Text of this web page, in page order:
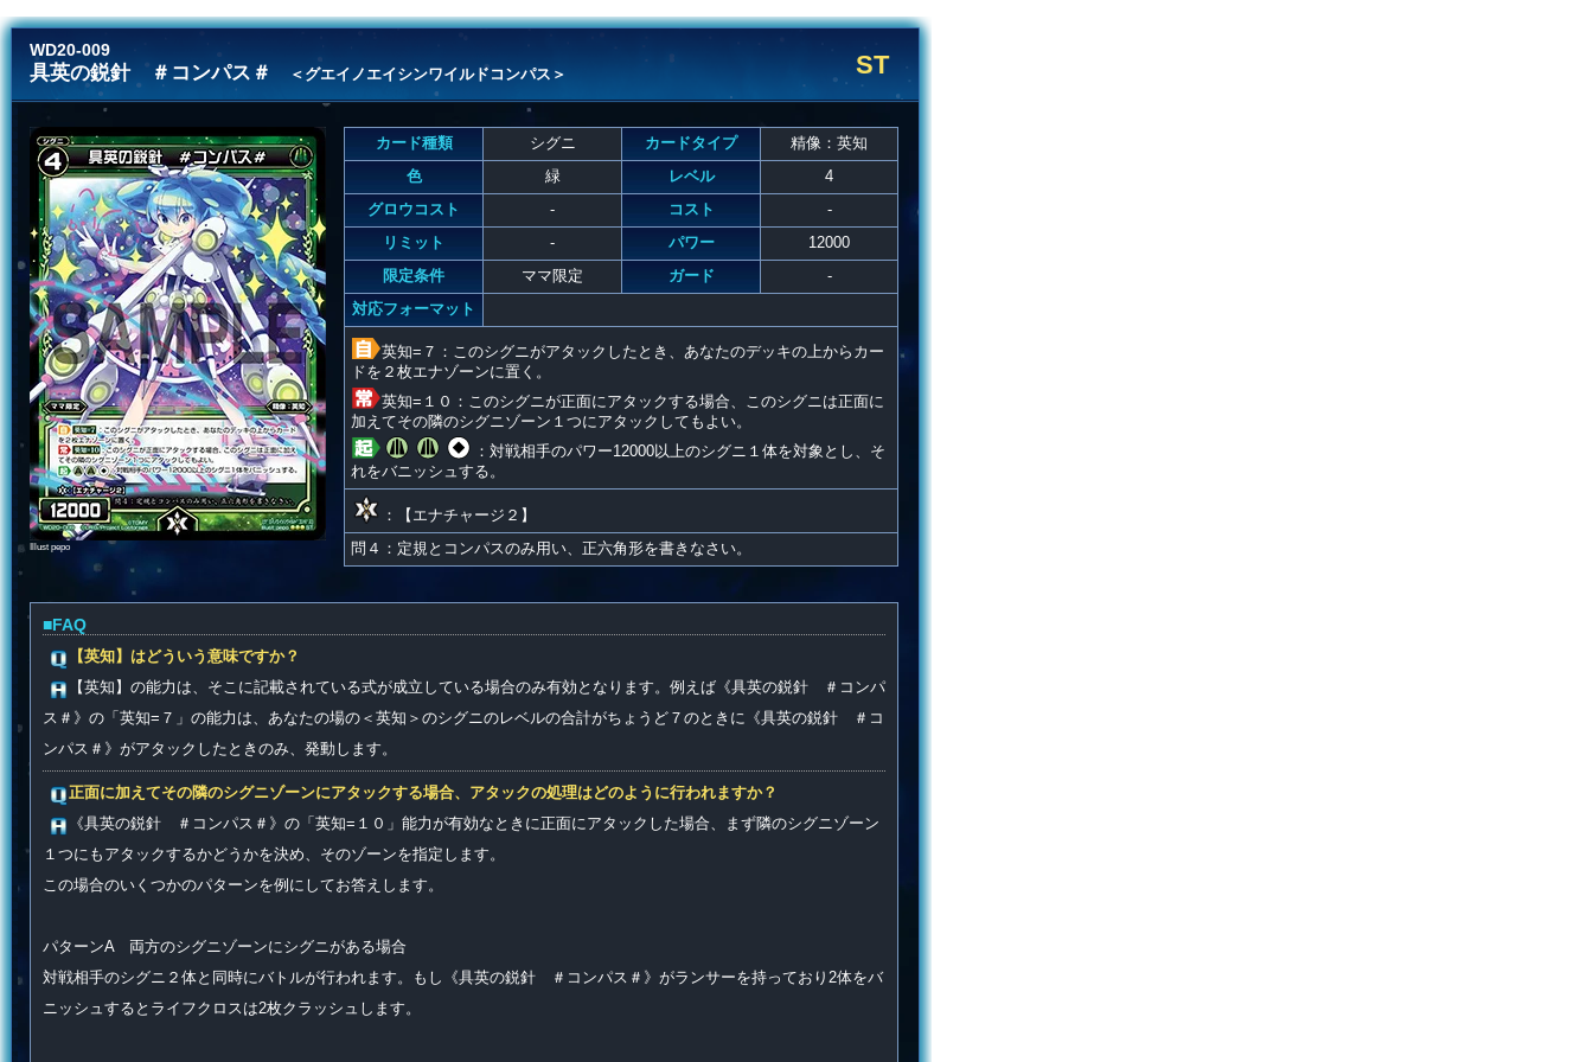
WD20-009
具英の鋭針 ＃コンパス＃ ＜グエイノエイシンワイルドコンパス＞ ST
Illust pepo
カード種類 シグニ カードタイプ
精像：英知
色
緑 レベル
4
グロウコスト
- コスト
-
リミット
- パワー
12000
限定条件
ママ限定 ガード
-
対応フォーマット
英知=７：このシグニがアタックしたとき、あなたのデッキの上からカー
ドを２枚エナゾーンに置く。
英知=１０：このシグニが正面にアタックする場合、このシグニは正面に
加えてその隣のシグニゾーン１つにアタックしてもよい。
：対戦相手のパワー12000以上のシグニ１体を対象とし、そ
れをバニッシュする。
：【エナチャージ２】
問４：定規とコンパスのみ用い、正六角形を書きなさい。
■FAQ
【英知】はどういう意味ですか？
【英知】の能力は、そこに記載されている式が成立している場合のみ有効となります。例えば《具英の鋭針 ＃コンパ
ス＃》の「英知=７」の能力は、あなたの場の＜英知＞のシグニのレベルの合計がちょうど７のときに《具英の鋭針 ＃コ
ンパス＃》がアタックしたときのみ、発動します。
正面に加えてその隣のシグニゾーンにアタックする場合、アタックの処理はどのように行われますか？
《具英の鋭針 ＃コンパス＃》の「英知=１０」能力が有効なときに正面にアタックした場合、まず隣のシグニゾーン
１つにもアタックするかどうかを決め、そのゾーンを指定します。
この場合のいくつかのパターンを例にしてお答えします。
パターンA 両方のシグニゾーンにシグニがある場合
対戦相手のシグニ２体と同時にバトルが行われます。もし《具英の鋭針 ＃コンパス＃》がランサーを持っており2体をバ
ニッシュするとライフクロスは2枚クラッシュします。